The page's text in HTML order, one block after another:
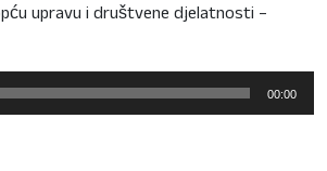
upravu i društvene djelatnosti –
00:00